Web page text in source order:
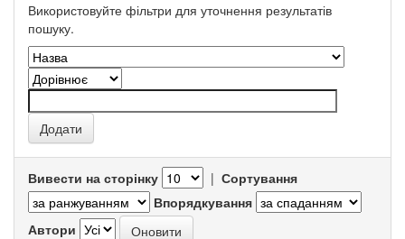
Використовуйте фільтри для уточнення результатів
пошуку.
Вивести на сторінку | Сортування
Впорядкування
Автори